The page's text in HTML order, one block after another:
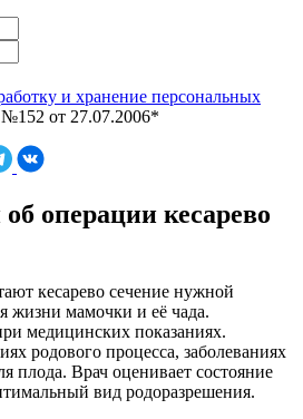
и хранение персональных
от 27.07.2006*
операции кесарево
кесарево сечение нужной
жизни мамочки и её чада.
медицинских показаниях.
родового процесса, заболеваниях
плода. Врач оценивает состояние
вид родоразрешения.